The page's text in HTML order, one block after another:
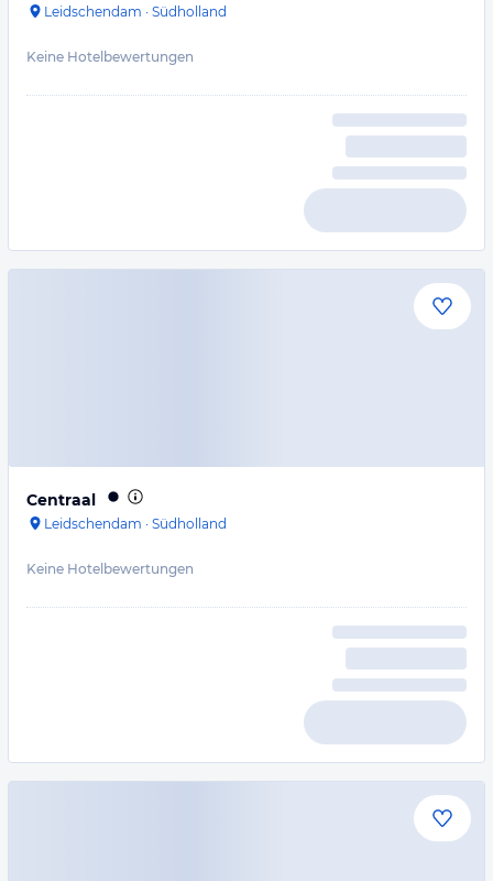
Leidschendam · Südholland
Keine Hotelbewertungen
Centraal
Leidschendam · Südholland
Keine Hotelbewertungen